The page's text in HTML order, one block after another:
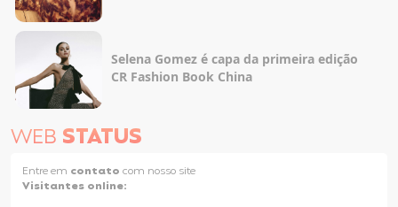
Selena Gomez é capa da primeira edição
CR Fashion Book China
WEB STATUS
Entre em contato com nosso site
Visitantes online: